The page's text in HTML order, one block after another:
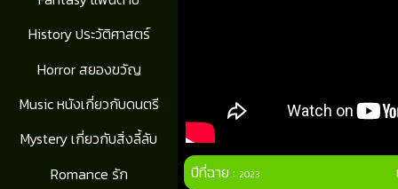
History ประวัติศาสตร์
Horror สยองขวัญ
Music หนังเกี่ยวกับดนตรี
Mystery เกี่ยวกับสิ่งลี้ลับ
Romance รัก
ปีที่ฉาย :2023